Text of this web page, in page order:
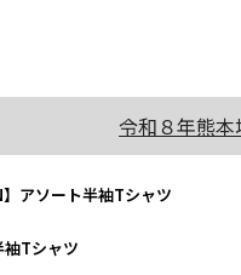
令和８年熊
】アソート半袖Tシャツ
袖Tシャツ